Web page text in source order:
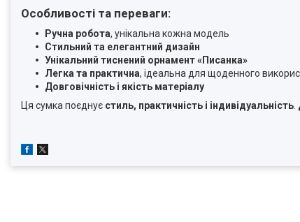
Особливості та переваги:
Ручна робота, унікальна кожна модель
Стильний та елегантний дизайн
Унікальний тиснений орнамент «Писанка»
Легка та практична, ідеальна для щоденного
Довговічність і якість матеріалу
Ця сумка поєднує стиль, практичність і індивідуальність